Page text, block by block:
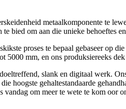
metaalkomponente te
bied om aan die unieke behoeftes
proses te bepaal gebaseer op
5000 mm, en ons produksiereeks
slank en digitaal werk.
hoogste gehaltestandaarde
om meer te wete te kom oor